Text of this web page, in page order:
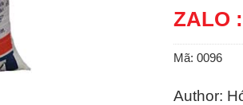
ZALO
Mã: 0096
Author: